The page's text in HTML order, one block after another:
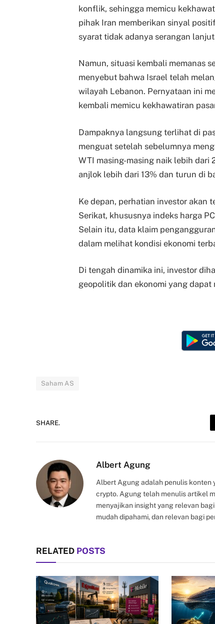
konflik, sehingga memicu
pihak Iran memberikan sinyal
syarat tidak adanya serangan
Namun, situasi kembali memanas
menyebut bahwa Israel telah
wilayah Lebanon. Pernyataan ini
kembali memicu kekhawatiran
Dampaknya langsung terlihat di
menguat setelah sebelumnya
WTI masing-masing naik lebih dari
anjlok lebih dari 13% dan turun di
Ke depan, perhatian investor akan
Serikat, khususnya indeks harga
Selain itu, data klaim
dalam melihat kondisi ekonomi
Di tengah dinamika ini, investor
geopolitik dan ekonomi yang
Saham AS
SHARE.
Albert Agung
Albert Agung adalah penulis konten
crypto. Agung telah menulis artikel
menyajikan insight yang relevan
mudah dipahami, dan relevan bagi
RELATED POSTS